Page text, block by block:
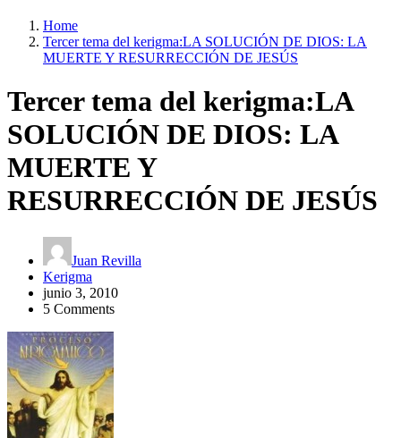
Home
Tercer tema del kerigma:LA SOLUCIÓN DE DIOS: LA
MUERTE Y RESURRECCIÓN DE JESÚS
Tercer tema del kerigma:LA
SOLUCIÓN DE DIOS: LA
MUERTE Y
RESURRECCIÓN DE JESÚS
Juan Revilla
Kerigma
junio 3, 2010
5 Comments